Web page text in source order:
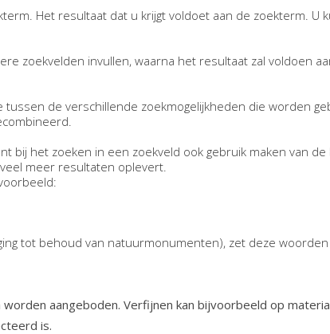
Het resultaat dat u krijgt voldoet aan de zoekterm. U
zoekvelden invullen, waarna het resultaat zal voldoen
de verschillende zoekmogelijkheden die worden
bij het zoeken in een zoekveld ook gebruik maken van
meer resultaten oplevert.
tot behoud van natuurmonumenten), zet deze
aangeboden. Verfijnen kan bijvoorbeeld op
is.